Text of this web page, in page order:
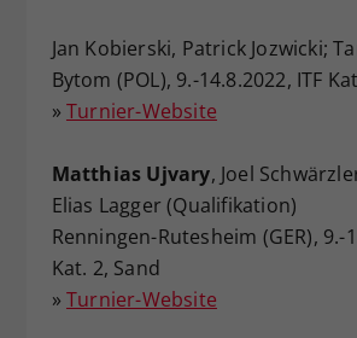
Jan Kobierski, Patrick Jozwicki;
Bytom (POL), 9.-14.8.2022, ITF
» Turnier-Website
Matthias Ujvary, Joel
Elias Lagger (Qualifikation)
Renningen-Rutesheim (GER), 9.-
Kat. 2, Sand
» Turnier-Website